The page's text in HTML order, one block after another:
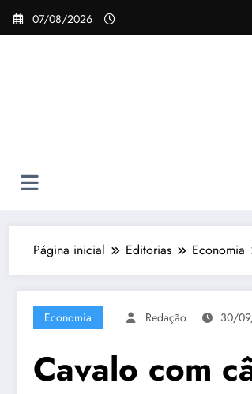
Pular
para
07/08/2026
Página inicial Editorias Economia
Economia Redação 30/
Cavalo com